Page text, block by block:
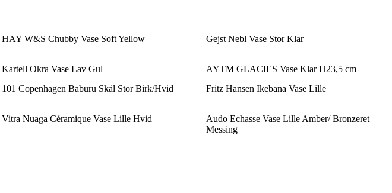
HAY W&S Chubby Vase Soft Yellow Gejst Nebl Vase Stor Klar
Kartell Okra Vase Lav Gul
AYTM GLACIES Vase Klar H23,5 cm
101 Copenhagen Baburu Skål Stor Birk/Hvid Fritz Hansen Ikebana Vase Lille
Vitra Nuaga Céramique Vase Lille Hvid
Audo Echasse Vase Lille Amber/ Bronzeret
Messing